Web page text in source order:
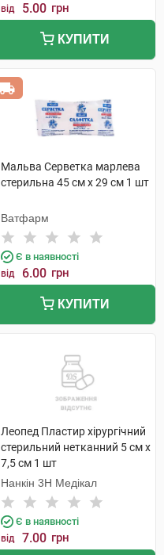
від 5.00 грн
КУПИТИ
Мальва Серветка марлева
стерильна 45 см x 29 cм 1 шт
Ватфарм
Є в наявності
від 6.00 грн
КУПИТИ
Леопед Пластир хірургічний
стерильний нетканний 5 см х
7,5 см 1 шт
Нанкін 3H Медікал
Є в наявності
від 7.00 грн